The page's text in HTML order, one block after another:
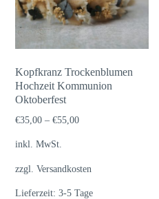
Die
Optionen
Kopfkranz Trockenblumen
Hochzeit Kommunion
Oktoberfest
€35,00 –€55,00
inkl. MwSt.
zzgl.Versandkosten
Lieferzeit:3-5 Tage